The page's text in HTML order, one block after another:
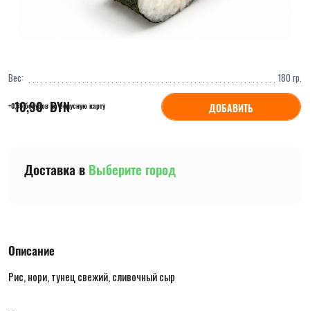
Вес: 180 гр.
10,90
  BYN
+0,55 бонусов на бонусную карту ДОБАВИТЬ
Доставка в Выберите город
Описание
Рис, нори, тунец свежий, сливочный сыр